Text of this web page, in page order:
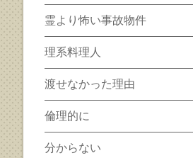
霊より怖い事故物件
理系料理人
渡せなかった理由
倫理的に
分からない